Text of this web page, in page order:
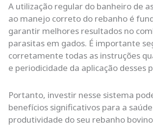
A utilização regular do banheiro de
ao manejo correto do rebanho é
garantir melhores resultados no
parasitas em gados. É importante
corretamente todas as instruções
e periodicidade da aplicação desses
Portanto, investir nesse sistema
benefícios significativos para a
produtividade do seu rebanho